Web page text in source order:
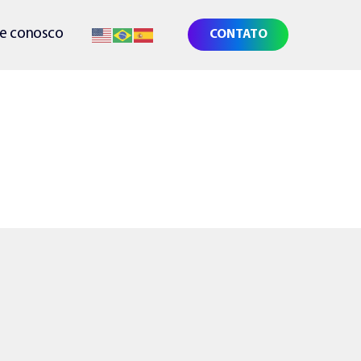
conosco CONTATO